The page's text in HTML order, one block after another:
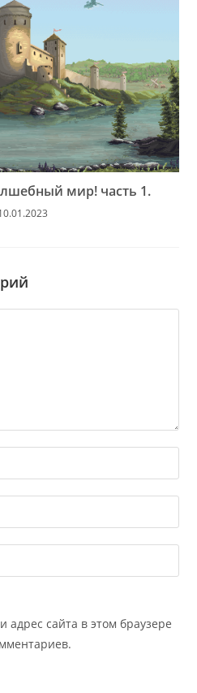
мир! часть 1.
адрес сайта в этом браузере